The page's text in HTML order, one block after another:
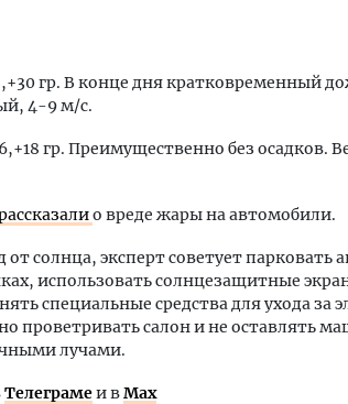
гр. В конце дня кратковременный
4-9 м/с.
гр. Преимущественно без осадков.
о вреде жары на автомобили.
солнца, эксперт советует парковать
использовать солнцезащитные
специальные средства для ухода за
проветривать салон и не оставлять
лучами.
Телеграмеи вMax